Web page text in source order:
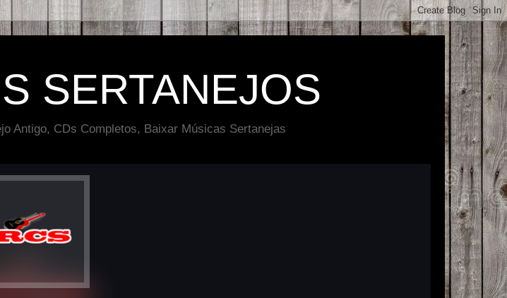
SERTANEJOS
Antigo, CDs Completos, Baixar Músicas Sertanejas